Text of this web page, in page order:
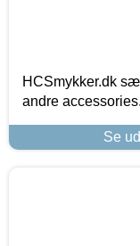
HCSmykker.dk
andre
Se